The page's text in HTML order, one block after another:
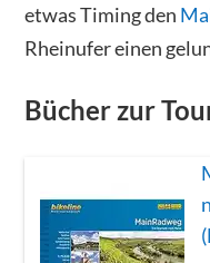
etwas Timing den
Rheinufer einen
Bücher zur